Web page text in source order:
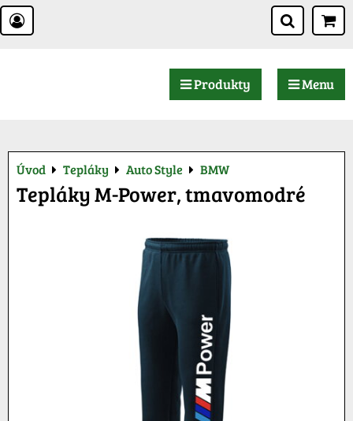
Produkty Menu
Úvod Tepláky Auto Style BMW
Tepláky M-Power, tmavomodré